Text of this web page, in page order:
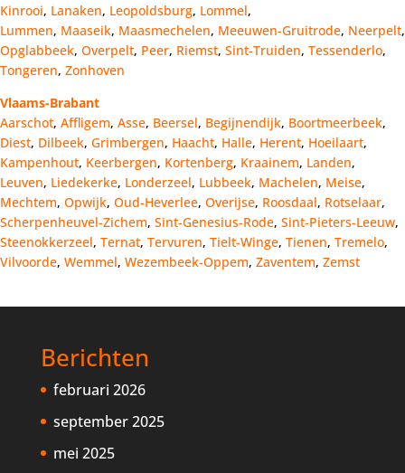
Kinrooi, Lanaken, Leopoldsburg, Lommel,
Lummen, Maaseik, Maasmechelen, Meeuwen-Gruitrode, Neerpelt,
Opglabbeek, Overpelt, Peer, Riemst, Sint-Truiden, Tessenderlo,
Tongeren, Zonhoven
Vlaams-Brabant
Aarschot, Affligem, Asse, Beersel, Begijnendijk, Boortmeerbeek,
Diest, Dilbeek, Grimbergen, Haacht, Halle, Herent, Hoeilaart,
Kampenhout, Keerbergen, Kortenberg, Kraainem, Landen,
Leuven, Liedekerke, Londerzeel, Lubbeek, Machelen, Meise,
Mechtem, Opwijk, Oud-Heverlee, Overijse, Roosdaal, Rotselaar,
Scherpenheuvel-Zichem, Sint-Genesius-Rode, Sint-Pieters-Leeuw,
Steenokkerzeel, Ternat, Tervuren, Tielt-Winge, Tienen, Tremelo,
Vilvoorde, Wemmel, Wezembeek-Oppem, Zaventem, Zemst
Berichten
februari 2026
september 2025
mei 2025